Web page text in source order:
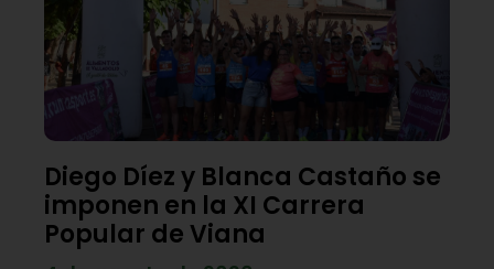
Diego Díez y Blanca Castaño se
imponen en la XI Carrera
Popular de Viana